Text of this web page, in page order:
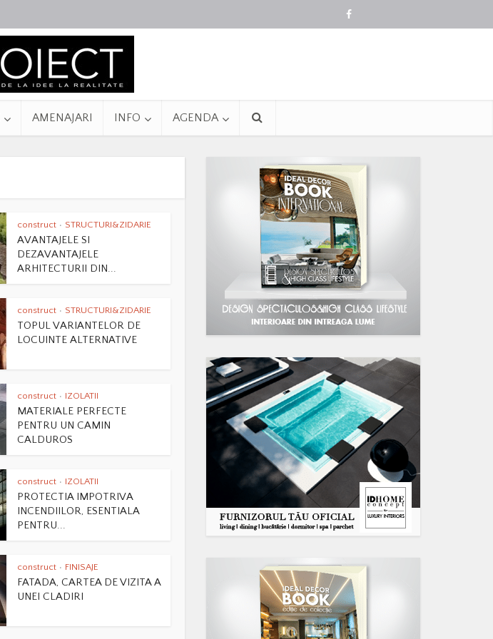
AMENAJARI INFO AGENDA
construct • STRUCTURI&ZIDARIE
AVANTAJELE SI
DEZAVANTAJELE
ARHITECTURII DIN...
construct • STRUCTURI&ZIDARIE
TOPUL VARIANTELOR DE
LOCUINTE ALTERNATIVE
construct • IZOLATII
MATERIALE PERFECTE
PENTRU UN CAMIN
CALDUROS
construct • IZOLATII
PROTECTIA IMPOTRIVA
INCENDIILOR, ESENTIALA
PENTRU...
construct • FINISAJE
FATADA, CARTEA DE VIZITA A
UNEI CLADIRI